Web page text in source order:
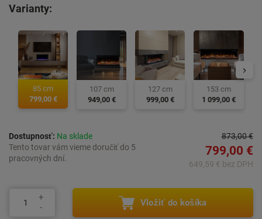
Varianty:
85 cm
799,00 €
107 cm
949,00 €
127 cm
999,00 €
153 cm
1 099,00 €
Dostupnosť: Na sklade
Tento tovar vám vieme doručiť do 5
pracovných dní.
873,00 €
799,00 €
649,59 € bez DPH
Vložiť do košíka